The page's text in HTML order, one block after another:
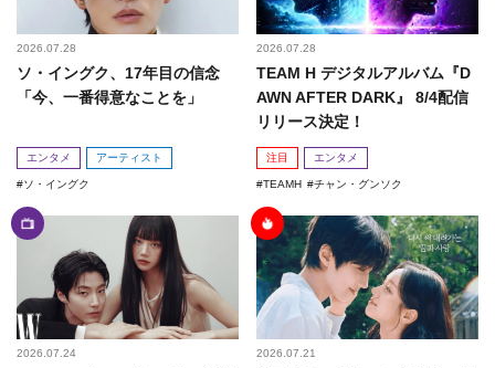
2026.07.28
ソ・イングク、17年目の信念
「今、一番得意なことを」
エンタメ アーティスト
ソ・イングク
2026.07.28
TEAM H デジタルアルバム『D
AWN AFTER DARK』 8/4配信
リリース決定！
注目 エンタメ
TEAMH チャン・グンソク
2026.07.24 2026.07.21